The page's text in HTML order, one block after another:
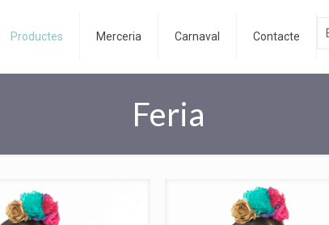
Productes Merceria Carnaval Contacte
Feria